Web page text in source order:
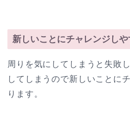
新しいことにチャレンジし
周りを気にしてしまうと失敗
してしまうので新しいことに
ります。